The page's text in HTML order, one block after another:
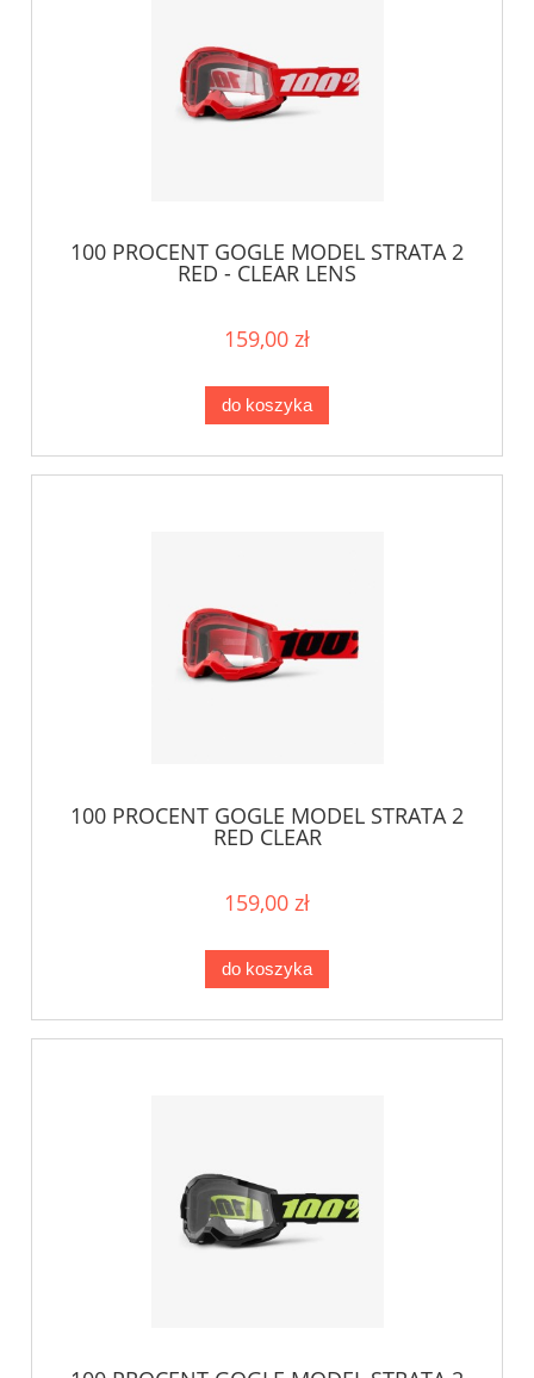
100 PROCENT GOGLE MODEL STRATA 2
RED - CLEAR LENS
159,00 zł
do koszyka
100 PROCENT GOGLE MODEL STRATA 2
RED CLEAR
159,00 zł
do koszyka